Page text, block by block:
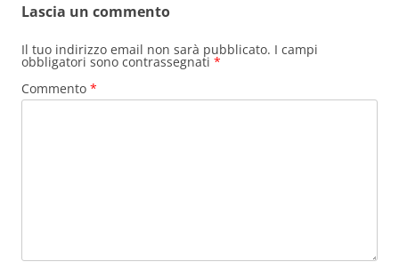
Lascia un commento
Il tuo indirizzo email non sarà pubblicato. I campi
obbligatori sono contrassegnati *
Commento *